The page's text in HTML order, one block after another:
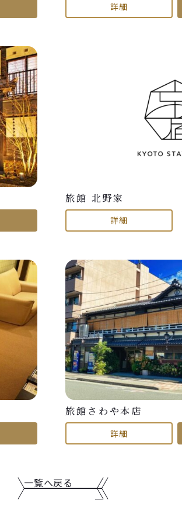
詳細
旅館 北野家
詳細
旅館さわや本店
詳細
一覧へ戻る